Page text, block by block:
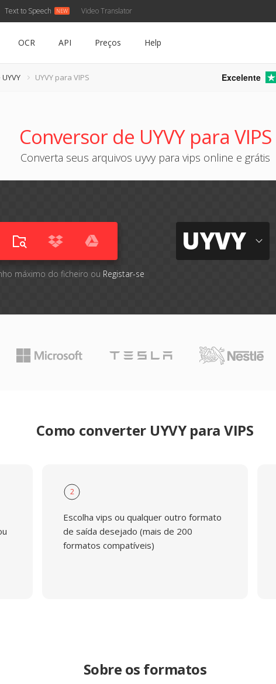
Text to Speech Video Translator
OCR API Preços Help
UYVY para VIPS Excelente
Conversor de UYVY para VIPS
Converta seus arquivos uyvy para vips online e grátis
máximo do ficheiro ou Registar-se
UYVY
Como converter UYVY para VIPS
2
Escolha vips ou qualquer outro formato
de saída desejado (mais de 200
formatos compatíveis)
Sobre os formatos